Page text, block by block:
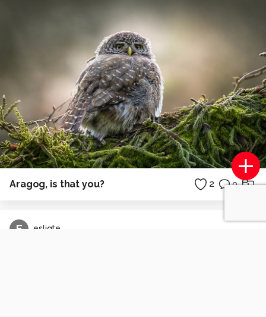
Aragog, is that you? 2 0
E esligte